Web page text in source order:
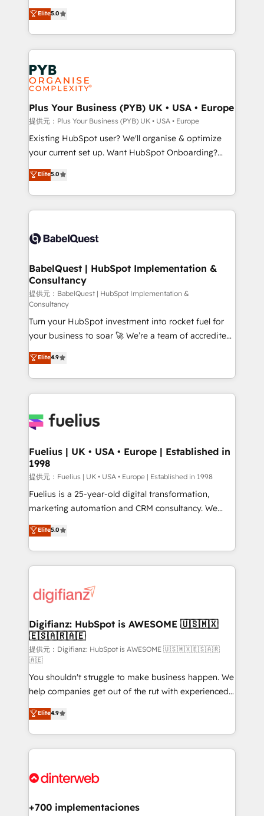
methodology will ensure that you receive the best
deployment experience possible. Whether you are
new to HubSpot or seeking to turn around a poor
install, our team have the change management
expertise to deliver the solutions you need.
automation, CRM and RevOps consulting, data
architecture, sales enablement, lifecycle automation,
lead scoring and revenue reporting. HubSpot,
Salesforce and integrated enterprise stacks. Digital
Marketing, Answer Engine Optimisation, and
Generative Engine Optimisation (AI Search),
HubSpot Content Hub, WordPress development,
B2B SEO, paid media, and content. We work with
enterprise and growth-led companies across
technology, professional services, financial services
and industrial sectors. Offices in Johannesburg, Cape
implementations delivered. AI visibility coverage
across ChatGPT, Claude, Perplexity, Gemini and
Innovation HubSpot Impact Award - Platform
Migration Excellence HubSpot Impact Award -
professionals.
Elite5.0
Plus Your Business (PYB) UK • USA • Europe
提供元：Plus Your Business (PYB) UK • USA • Europe
Existing HubSpot user? We'll organise & optimize
your current set up. Want HubSpot Onboarding?
We'll customise your CRM & automate your business
processes. Welcome to our Profile! We can help
with... • CRM implementation, reports & workflows,
and team training • CRM migration: Salesforce,
Custom API integrations & ERP systems inc. SAP and
super skilled members) • 150+ Clients for Sales Hub,
Marketing Hub, Service Hub, Data Hub and Website
(CMS) • ISO/IEC 27001:2022, ISO 9001:2015 and
now... ISO 42001: 2023 certified • Exclusive AI
'GuardHub' governance framework, based on ISO
42001 - helping you 'organise complexity' 𝗥𝗲𝗮𝗱𝘆
𝗳𝗼𝗿 𝘁𝗵𝗲 𝗻𝗲𝘅𝘁 𝘀𝘁𝗲𝗽? Click the 👈 '𝗖𝗼𝗻𝘁𝗮𝗰𝘁
𝗯𝘂𝘀𝗶𝗻𝗲𝘀𝘀' button to get in touch (𝘸𝘦'𝘳𝘦 𝘴𝘶𝘱𝘦𝘳
𝘳𝘦𝘴𝘱𝘰𝘯𝘴𝘪𝘷𝘦)
Elite5.0
BabelQuest | HubSpot Implementation &
Consultancy
提供元：BabelQuest | HubSpot Implementation &
Consultancy
Turn your HubSpot investment into rocket fuel for
your business to soar 🚀 We’re a team of accredited
HubSpot experts ready to help you. We can
implement the platform into complex business
environments, optimise what you've got and make
sure you can actually use it, build your website in
for you and execute it on HubSpot. We are on the
framework, meaning we've been accredited by
HubSpot and vetted by the CCS, which means we
can support public sector companies as well the
other ones listed in our profile. Our services: -
HubSpot implementation - HubSpot CMS website
is there for you to: - Grow revenue, and run your
business more efficiently - Build stronger
more people - Get the most out of your HubSpot
investment
Elite4.9
Fuelius | UK • USA • Europe | Established in
1998
提供元：Fuelius | UK • USA • Europe | Established in 1998
Fuelius is a 25-year-old digital transformation,
marketing automation and CRM consultancy. We
enable mid-market and enterprise clients to
maximise their return from digital and fuel their
growth. We modernise platforms, streamline
operations that are causing inefficiencies, improve
supercharge revenue operations Key services: • CRM
Transformation / Web Development • RevOps &
Sales Consulting • Marketing Automation What
makes us different? 🚀 Top 0.5% of global HubSpot
agencies ⚙️ The strongest technical ability and
integration capabilities 💼 Consultative, long-term
partners who will embed ourselves into your
business, processes and systems 🏢 We specialise in
working with mid-market and enterprise
organisations, global organisations and those with
complex use cases 🏆 CRM Implementation,
Onboarding Accredited 🔐 ISO27001 & ISO9001
Elite5.0
Digifianz: HubSpot is AWESOME 🇺🇸🇲🇽
🇪🇸🇦🇷🇦🇪
提供元：Digifianz: HubSpot is AWESOME 🇺🇸🇲🇽🇪🇸🇦🇷
🇦🇪
You shouldn't struggle to make business happen. We
help companies get out of the rut with experienced,
process-oriented teams implementing HubSpot
Marketing, Sales, Service, CMS and Operations Hub,
so selling and actually engaging with your customers
feels easy and pain-free. We are a top ranked
and Customer First Awards, 4.9/5 rating in HubSpot
helps the following industries: logistics & 3PL, home
Elite4.9
+700 implementaciones